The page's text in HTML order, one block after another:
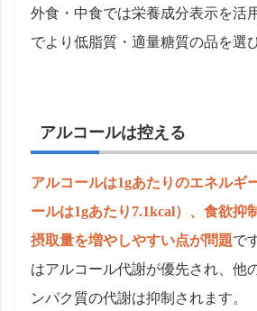
外食・中食では栄養成分表示を活
でより低脂質・適量糖質の品を選
アルコールは控える
アルコールは1gあたりのエネルギ
ールは1gあたり7.1kcal）、食欲抑
摂取量を増やしやすい点が問題で
はアルコール代謝が優先され、他
ンパク質の代謝は抑制されます。